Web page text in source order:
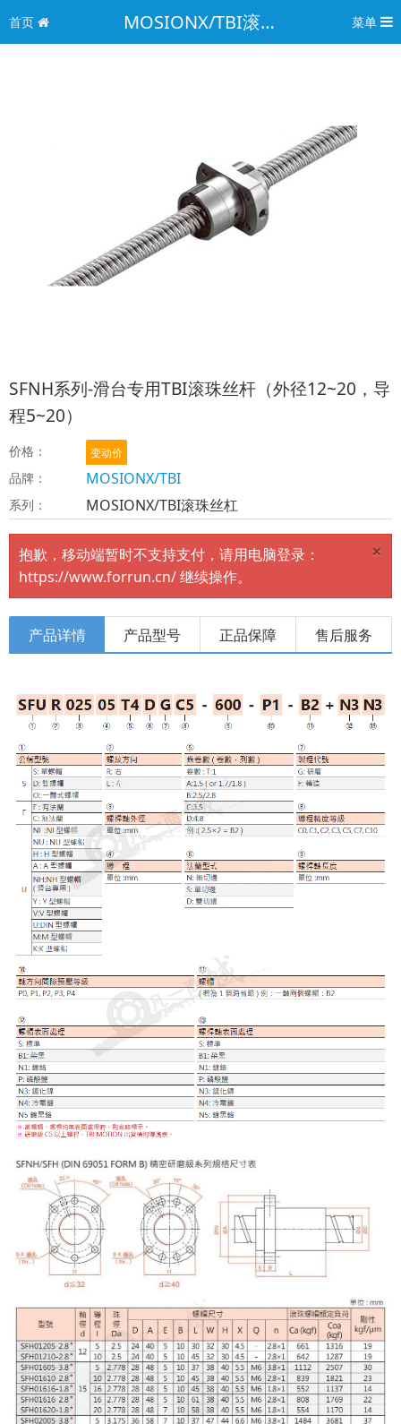
首页 MOSIONX/TBI滚珠丝杠 菜单
SFNH系列-滑台专用TBI滚珠丝杆（外径12~20，导
程5~20）
价格： 变动价
品牌： MOSIONX/TBI
系列： MOSIONX/TBI滚珠丝杠
×
抱歉，移动端暂时不支持支付，请用电脑登录：
https://www.forrun.cn/ 继续操作。
产品详情 产品型号 正品保障 售后服务